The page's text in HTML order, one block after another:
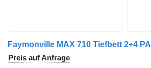
Faymonville MAX 710 Tiefbett 2+4 PA
Preis auf Anfrage